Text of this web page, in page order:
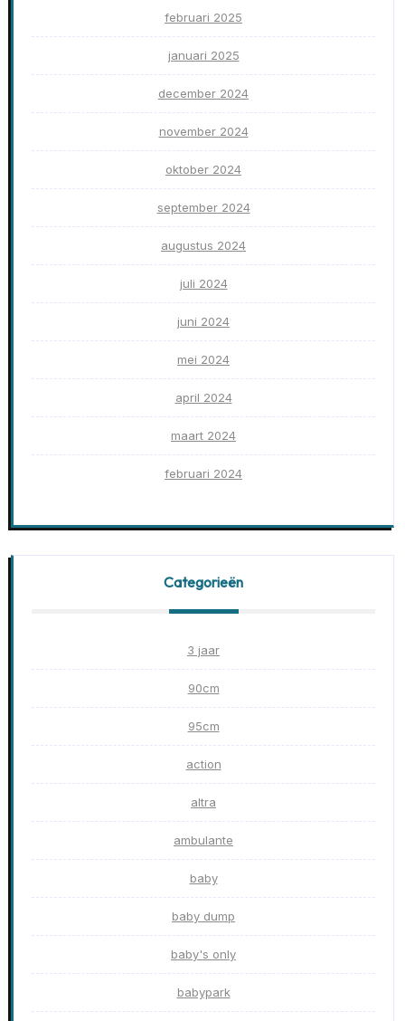
februari 2025
januari 2025
december 2024
november 2024
oktober 2024
september 2024
augustus 2024
juli 2024
juni 2024
mei 2024
april 2024
maart 2024
februari 2024
Categorieën
3 jaar
90cm
95cm
action
altra
ambulante
baby
baby dump
baby's only
babypark